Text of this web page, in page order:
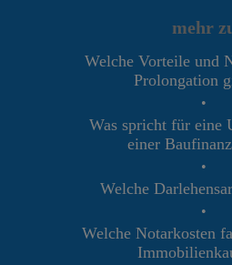
mehr
Welche Vorteile und
Prolongation
•
Was spricht für eine
einer
•
Welche
•
Welche Notarkosten